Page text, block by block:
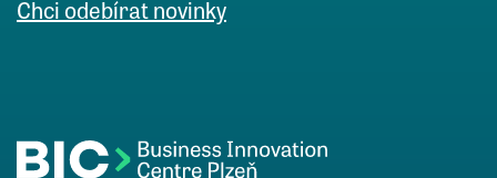
Chci odebírat novinky